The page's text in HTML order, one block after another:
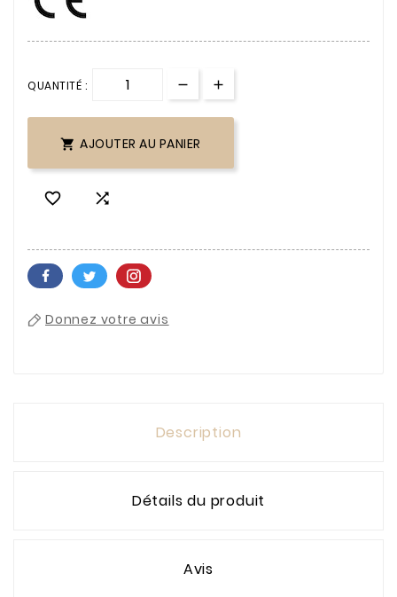
QUANTITÉ :
 AJOUTER AU PANIER
 
Donnez votre avis
Description
Détails du produit
Avis